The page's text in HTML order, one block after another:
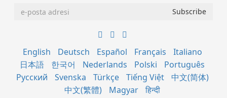
English Deutsch Español Français
Italiano
日本語
한국어 Nederlands Polski
Português
Русский
Svenska Türkçe Tiếng Việt
中文(简体)
中文(繁體)
Magyar हिन्दी